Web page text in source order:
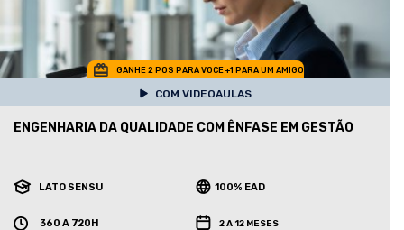
GANHE 2 POS PARA VOCE +1 PARA UM AMIGO
COM VIDEOAULAS
ENGENHARIA DA QUALIDADE COM ÊNFASE EM GESTÃO
LATO SENSU 100% EAD
360 A 720H 2 A 12 MESES